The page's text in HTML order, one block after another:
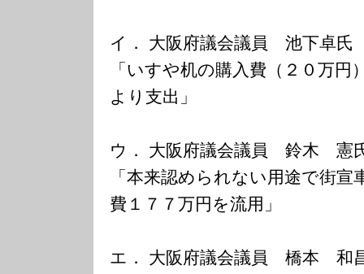
イ． 大阪府議会議員 池下卓氏
「いすや机の購入費（２０万円
より支出」
ウ． 大阪府議会議員 鈴木 憲
「本来認められない用途で街宣
費１７７万円を流用」
エ． 大阪府議会議員 橋本 和